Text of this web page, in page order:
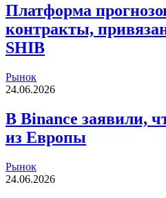
Платформа
контракты,
SHIB
Рынок
24.06.2026
В Binance заявили,
из Европы
Рынок
24.06.2026